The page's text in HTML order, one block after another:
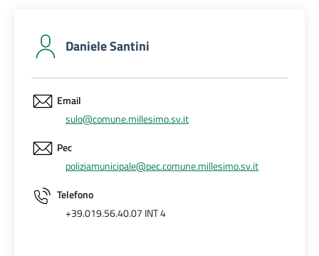
Daniele Santini
Email
sulo@comune.millesimo.sv.it
Pec
poliziamunicipale@pec.comune.millesimo.sv.it
Telefono
+39.019.56.40.07 INT 4